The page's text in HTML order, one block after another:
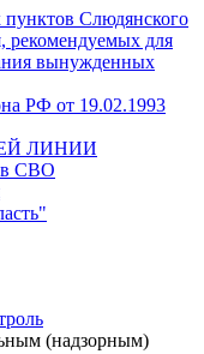
Слюдянского
рекомендуемых для
вынужденных
РФ от 19.02.1993
ЛИНИИ
СВО
(надзорным)